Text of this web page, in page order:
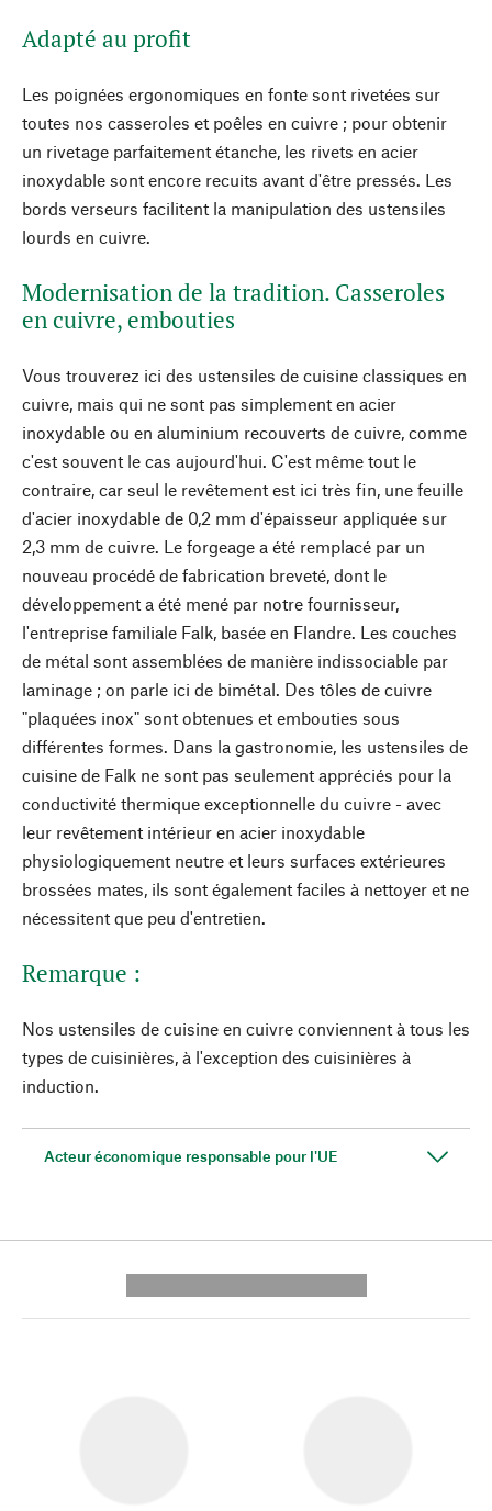
Adapté au profit
Les poignées ergonomiques en fonte sont rivetées sur
toutes nos casseroles et poêles en cuivre ; pour obtenir
un rivetage parfaitement étanche, les rivets en acier
inoxydable sont encore recuits avant d'être pressés. Les
bords verseurs facilitent la manipulation des ustensiles
lourds en cuivre.
Modernisation de la tradition. Casseroles
en cuivre, embouties
Vous trouverez ici des ustensiles de cuisine classiques en
cuivre, mais qui ne sont pas simplement en acier
inoxydable ou en aluminium recouverts de cuivre, comme
c'est souvent le cas aujourd'hui. C'est même tout le
contraire, car seul le revêtement est ici très fin, une feuille
d'acier inoxydable de 0,2 mm d'épaisseur appliquée sur
2,3 mm de cuivre. Le forgeage a été remplacé par un
nouveau procédé de fabrication breveté, dont le
développement a été mené par notre fournisseur,
l'entreprise familiale Falk, basée en Flandre. Les couches
de métal sont assemblées de manière indissociable par
laminage ; on parle ici de bimétal. Des tôles de cuivre
"plaquées inox" sont obtenues et embouties sous
différentes formes. Dans la gastronomie, les ustensiles de
cuisine de Falk ne sont pas seulement appréciés pour la
conductivité thermique exceptionnelle du cuivre - avec
leur revêtement intérieur en acier inoxydable
physiologiquement neutre et leurs surfaces extérieures
brossées mates, ils sont également faciles à nettoyer et ne
nécessitent que peu d'entretien.
Remarque :
Nos ustensiles de cuisine en cuivre conviennent à tous les
types de cuisinières, à l'exception des cuisinières à
induction.
Acteur économique responsable pour l'UE